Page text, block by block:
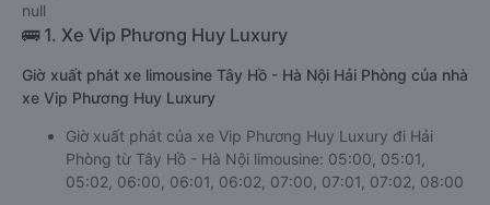
null
🚌 1. Xe Vip Phương Huy Luxury
Giờ xuất phát xe limousine Tây Hồ - Hà Nội Hải Phòng của nhà
xe Vip Phương Huy Luxury
Giờ xuất phát của xe Vip Phương Huy Luxury đi Hải
Phòng từ Tây Hồ - Hà Nội limousine: 05:00, 05:01,
05:02, 06:00, 06:01, 06:02, 07:00, 07:01, 07:02, 08:00